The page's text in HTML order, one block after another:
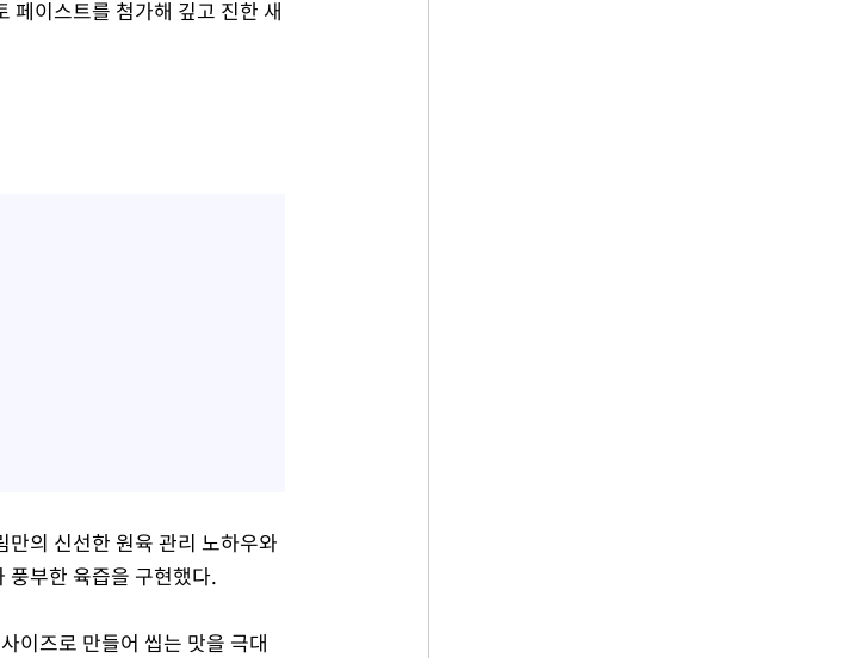
페이스트를 첨가해 깊고 진한 새
의 신선한 원육 관리 노하우와
풍부한 육즙을 구현했다.
이즈로 만들어 씹는 맛을 극대